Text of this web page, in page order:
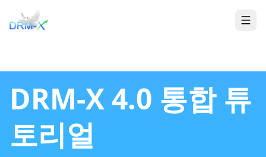
집
DRM-X 4.0 통합 튜
토리얼